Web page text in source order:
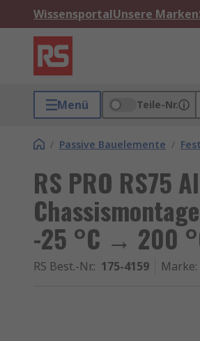
WissensportalUnsere Marken
Menü Teile-Nr.
/ Passive Bauelemente /
RS PRO RS75
-25 °C → 200
RS Best.-Nr.: 175-4159 Marke: